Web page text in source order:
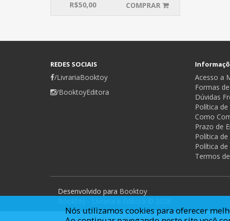
R$50,00 COMPRAR
REDES SOCIAIS
/LivrariaBooktoy
/BooktoyEditora
Acesso a
Formas
Dúvidas
Política de
Como
Prazo de
Política
Política
Termos
Desenvolvido para Booktoy
Nós utilizamos cookies para oferecer